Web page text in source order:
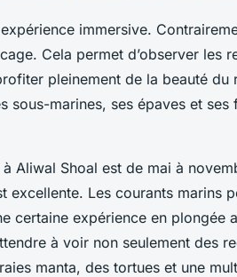
immersive.
Cela permet d’observer les
pleinement de la beauté du
sous-marines, ses épaves et ses
Aliwal Shoal est de mai à
excellente. Les courants marins
certaine expérience en plongée
à voir non seulement des
manta, des tortues et une